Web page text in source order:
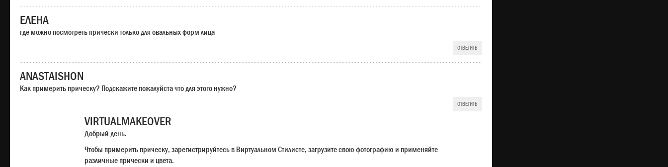
ЕЛЕНА
где можно посмотреть прически только для овальных форм лица
ОТВЕТИТЬ
ANASTAISHON
Как примерить прическу? Подскажите пожалуйста что для этого нужно?
ОТВЕТИТЬ
VIRTUALMAKEOVER
Добрый день.
Чтобы примерить прическу, зарегистрируйтесь в Виртуальном Стилисте, загрузите свою фотографию и применяйте
различные прически и цвета.